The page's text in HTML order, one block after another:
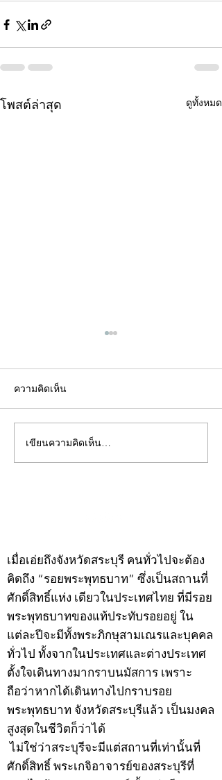
โพสต์ล่าสุด ดูทั้งหมด
คอลัมน์"จับชีพจรวงการ
พระ"ประจำพุธที่ 29
ความคิดเห็น
เขียนความคิดเห็น…
เมื่อเอ่ยถึงจังหวัดสระบุรี คนทั่วไปจะต้อง
คิดถึง “รอยพระพุทธบาท” ซึ่งเป็นสถานที่
ศักดิ์สิทธิ์แห่ง เดียวในประเทศไทย ที่มีรอย
พระพุทธบาทของแท้ประทับรอยอยู่ ใน
แต่ละปีจะมีทั้งพระภิกษุสามเณรและบุคคล
ทั่วไป ทั้งจากในประเทศและต่างประเทศ
ตั้งใจเดินทางมากราบนมัสการ เพราะ
ถือว่าหากได้เดินทางไปกราบรอย
พระพุทธบาท จังหวัดสระบุรีแล้ว เป็นมงคล
สูงสุดในชีวิตก็ว่าได้
ไม่ใช่ว่าสระบุรีจะมีแต่สถานที่เท่านั้นที่
ศักดิ์สิทธิ์ พระเกจิอาจารย์ของสระบุรีที่